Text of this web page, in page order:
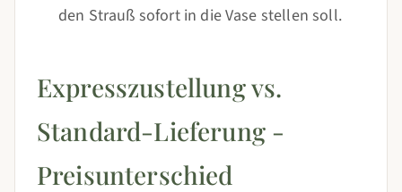
den Strauß sofort in die Vase stellen soll.
Expresszustellung vs.
Standard-Lieferung -
Preisunterschied